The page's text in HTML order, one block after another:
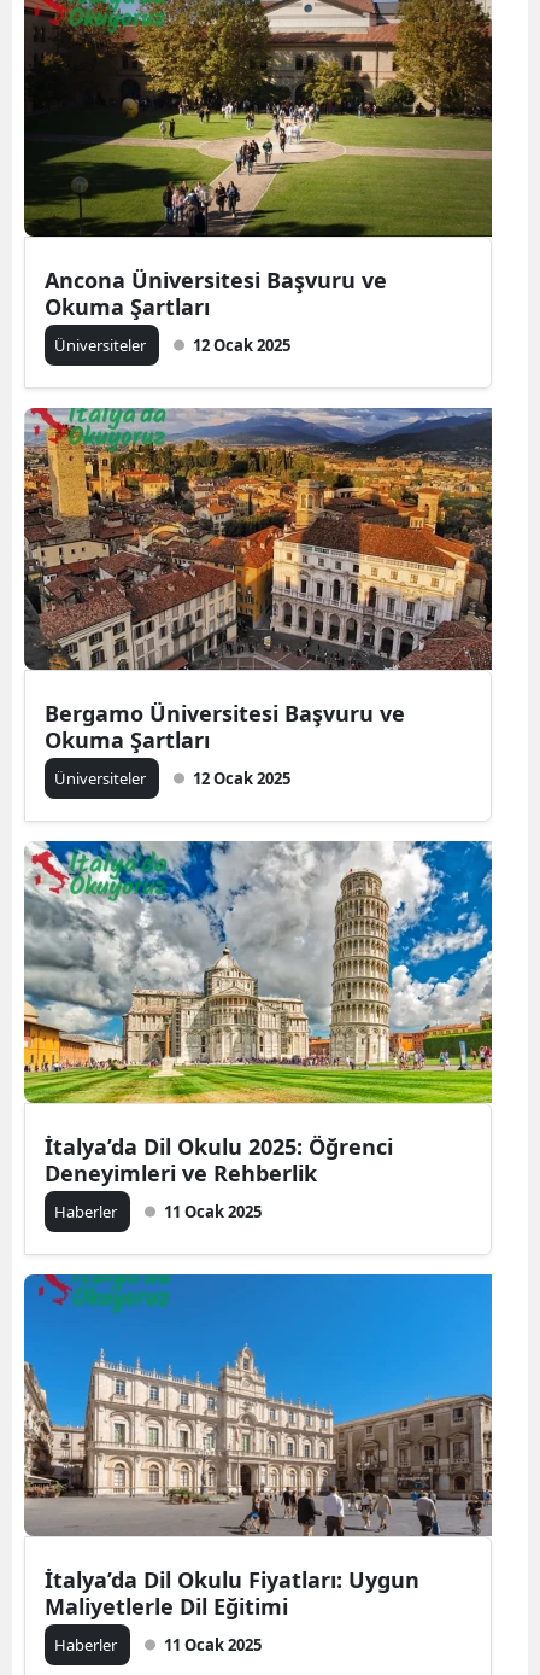
Ancona Üniversitesi Başvuru ve
Okuma Şartları
Üniversiteler 12 Ocak 2025
Bergamo Üniversitesi Başvuru ve
Okuma Şartları
Üniversiteler 12 Ocak 2025
İtalya’da Dil Okulu 2025: Öğrenci
Deneyimleri ve Rehberlik
Haberler 11 Ocak 2025
İtalya’da Dil Okulu Fiyatları: Uygun
Maliyetlerle Dil Eğitimi
Haberler 11 Ocak 2025